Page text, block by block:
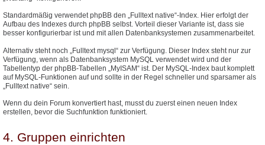
Standardmäßig verwendet phpBB den „Fulltext native“-Index. Hier erfolgt der
Aufbau des Indexes durch phpBB selbst. Vorteil dieser Variante ist, dass sie
besser konfigurierbar ist und mit allen Datenbanksystemen zusammenarbeitet.
Alternativ steht noch „Fulltext mysql“ zur Verfügung. Dieser Index steht nur zur
Verfügung, wenn als Datenbanksystem MySQL verwendet wird und der
Tabellentyp der phpBB-Tabellen „MyISAM“ ist. Der MySQL-Index baut komplett
auf MySQL-Funktionen auf und sollte in der Regel schneller und sparsamer als
„Fulltext native“ sein.
Wenn du dein Forum konvertiert hast, musst du zuerst einen neuen Index
erstellen, bevor die Suchfunktion funktioniert.
4. Gruppen einrichten